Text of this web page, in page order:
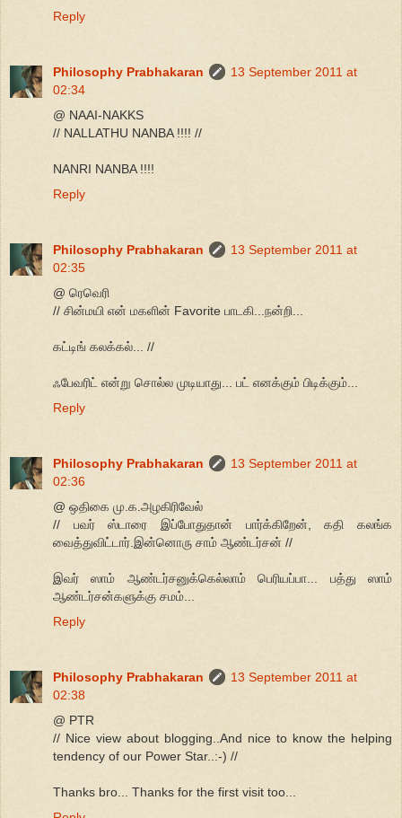
Reply
Philosophy Prabhakaran
13 September 2011 at
02:34
@ NAAI-NAKKS
// NALLATHU NANBA !!!! //
NANRI NANBA !!!!
Reply
Philosophy Prabhakaran
13 September 2011 at
02:35
@ ரெவெரி
// சின்மயி என் மகளின் Favorite பாடகி...நன்றி...
கட்டிங் கலக்கல்... //
ஃபேவரிட் என்று சொல்ல முடியாது... பட் எனக்கும் பிடிக்கும்...
Reply
Philosophy Prabhakaran
13 September 2011 at
02:36
@ ஒதிகை மு.க.அழகிரிவேல்
// பவர் ஸ்டாரை இப்போதுதான் பார்க்கிறேன், கதி கலங்க
வைத்துவிட்டார்.இன்னொரு சாம் ஆண்டர்சன் //
இவர் ஸாம் ஆண்டர்சனுக்கெல்லாம் பெரியப்பா... பத்து ஸாம்
ஆண்டர்சன்களுக்கு சமம்...
Reply
Philosophy Prabhakaran
13 September 2011 at
02:38
@ PTR
// Nice view about blogging..And nice to know the helping
tendency of our Power Star..:-) //
Thanks bro... Thanks for the first visit too...